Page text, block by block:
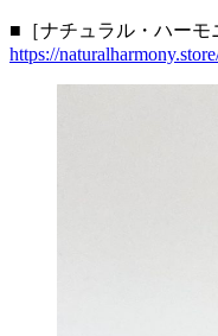
■［ナチュラル・ハーモ
https://